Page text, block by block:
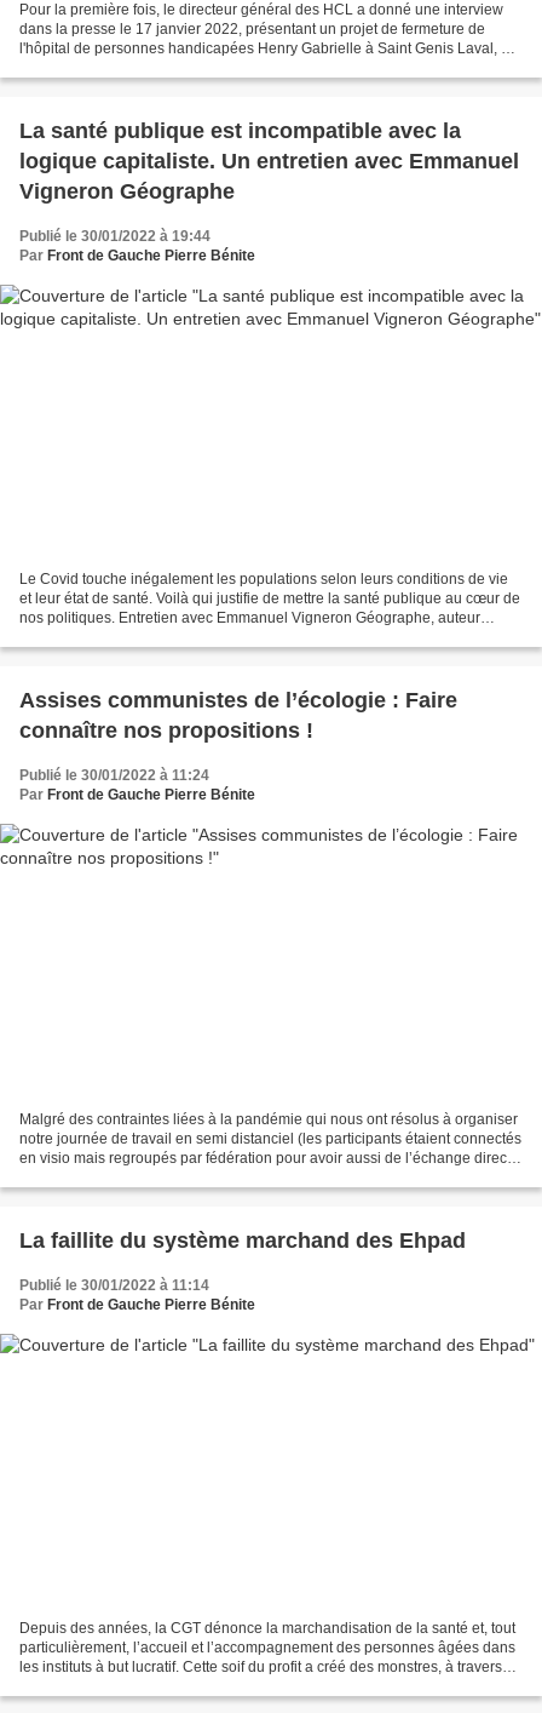
Pour la première fois, le directeur général des HCL a donné une interview
dans la presse le 17 janvier 2022, présentant un projet de fermeture de
l'hôpital de personnes handicapées Henry Gabrielle à Saint Genis Laval, et
La santé publique est incompatible avec la
logique capitaliste. Un entretien avec Emmanuel
Vigneron Géographe
Publié le 30/01/2022 à 19:44
Par Front de Gauche Pierre Bénite
Le Covid touche inégalement les populations selon leurs conditions de vie
et leur état de santé. Voilà qui justifie de mettre la santé publique au cœur de
nos politiques. Entretien avec Emmanuel Vigneron Géographe, auteur
Assises communistes de l’écologie : Faire
connaître nos propositions !
Publié le 30/01/2022 à 11:24
Par Front de Gauche Pierre Bénite
Malgré des contraintes liées à la pandémie qui nous ont résolus à organiser
notre journée de travail en semi distanciel (les participants étaient connectés
en visio mais regroupés par fédération pour avoir aussi de l’échange direct
La faillite du système marchand des Ehpad
Publié le 30/01/2022 à 11:14
Par Front de Gauche Pierre Bénite
Depuis des années, la CGT dénonce la marchandisation de la santé et, tout
particulièrement, l’accueil et l’accompagnement des personnes âgées dans
les instituts à but lucratif. Cette soif du profit a créé des monstres, à travers